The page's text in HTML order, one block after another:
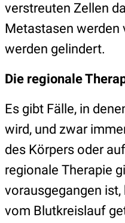
verstreuten Zellen
Metastasen werden
werden gelindert.
Die regionale
Es gibt Fälle, in
wird, und zwar
des Körpers oder
regionale Therapie
vorausgegangen
vom Blutkreislauf